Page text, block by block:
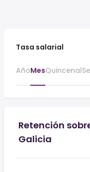
Tasa salarial
AñoMesQuincenal
Retención
Galicia